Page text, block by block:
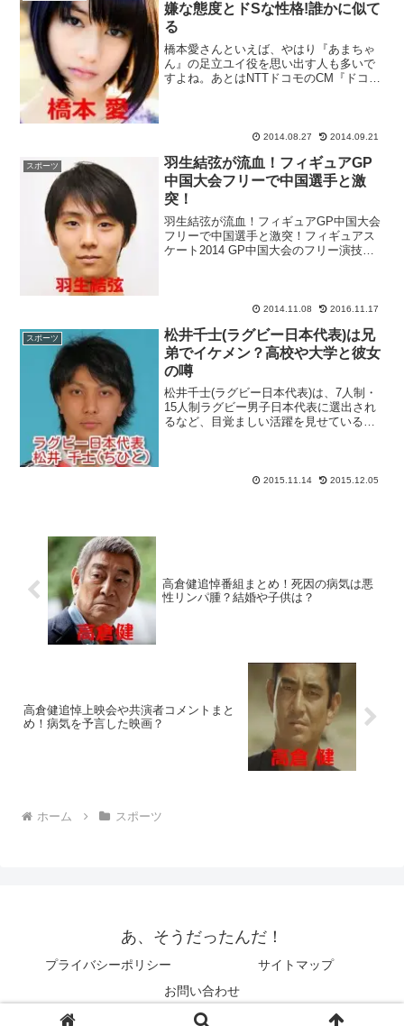
嫌な態度とドSな性格!誰かに似て
る
橋本愛さんといえば、やはり『あまちゃ
ん』の足立ユイ役を思い出す人も多いで
すよね。あとはNTTドコモのCM『ドコモ
愛の噂や、インタビュ...
2014.08.27 2014.09.21
スポーツ
羽生結弦が流血！フィギュアGP
中国大会フリーで中国選手と激
突！
羽生結弦が流血！フィギュアGP中国大会
フリーで中国選手と激突！フィギュアス
ケート2014 GP中国大会のフリー演技前
したのです。こ... 2014.11.08 2016.11.17
スポーツ
松井千士(ラグビー日本代表)は兄
弟でイケメン？高校や大学と彼女
の噂
松井千士(ラグビー日本代表)は、7人制・
15人制ラグビー男子日本代表に選出され
るなど、目覚ましい活躍を見せている注
2015.11.14 2015.12.05
高倉健追悼番組まとめ！死因の病気は悪
性リンパ腫？結婚や子供は？
高倉健追悼上映会や共演者コメントまと
め！病気を予言した映画？
ホーム スポーツ
あ、そうだったんだ！
プライバシーポリシー
サイトマップ
お問い合わせ
© 2014 あ、そうだったんだ！.